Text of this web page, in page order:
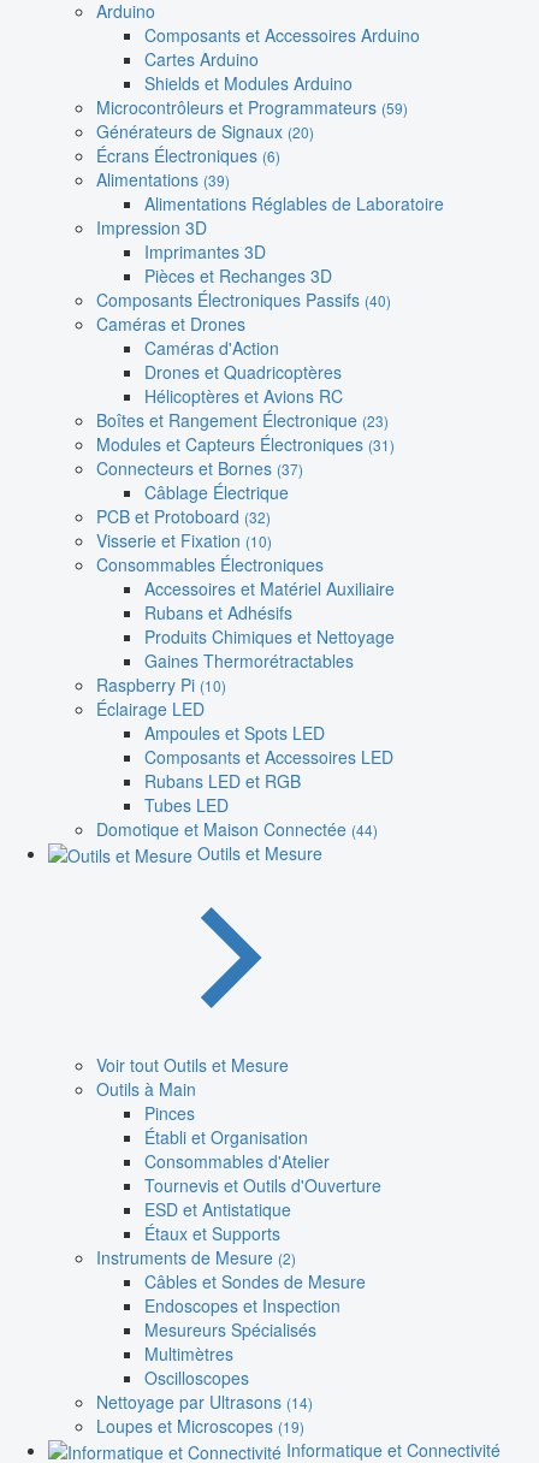
Arduino
Composants et Accessoires Arduino
Cartes Arduino
Shields et Modules Arduino
Microcontrôleurs et Programmateurs (59)
Générateurs de Signaux (20)
Écrans Électroniques (6)
Alimentations (39)
Alimentations Réglables de Laboratoire
Impression 3D
Imprimantes 3D
Pièces et Rechanges 3D
Composants Électroniques Passifs (40)
Caméras et Drones
Caméras d'Action
Drones et Quadricoptères
Hélicoptères et Avions RC
Boîtes et Rangement Électronique (23)
Modules et Capteurs Électroniques (31)
Connecteurs et Bornes (37)
Câblage Électrique
PCB et Protoboard (32)
Visserie et Fixation (10)
Consommables Électroniques
Accessoires et Matériel Auxiliaire
Rubans et Adhésifs
Produits Chimiques et Nettoyage
Gaines Thermorétractables
Raspberry Pi (10)
Éclairage LED
Ampoules et Spots LED
Composants et Accessoires LED
Rubans LED et RGB
Tubes LED
Domotique et Maison Connectée (44)
Outils et Mesure
Voir tout Outils et Mesure
Outils à Main
Pinces
Établi et Organisation
Consommables d'Atelier
Tournevis et Outils d'Ouverture
ESD et Antistatique
Étaux et Supports
Instruments de Mesure (2)
Câbles et Sondes de Mesure
Endoscopes et Inspection
Mesureurs Spécialisés
Multimètres
Oscilloscopes
Nettoyage par Ultrasons (14)
Loupes et Microscopes (19)
Informatique et Connectivité